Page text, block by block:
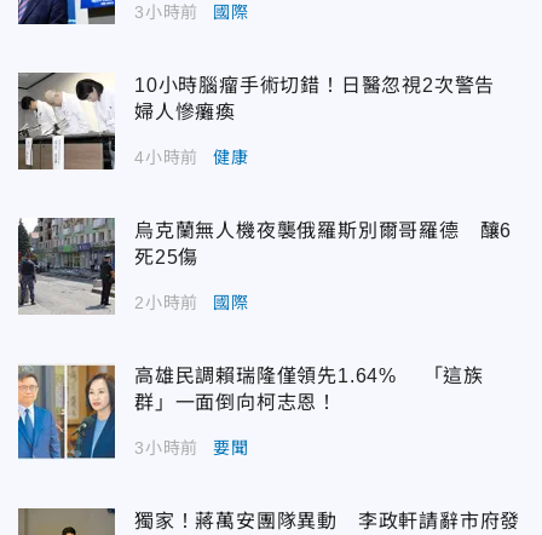
3小時前 國際
10小時腦瘤手術切錯！日醫忽視2次警告
婦人慘癱瘓
4小時前 健康
烏克蘭無人機夜襲俄羅斯別爾哥羅德 釀6
死25傷
2小時前 國際
高雄民調賴瑞隆僅領先1.64% 「這族
群」一面倒向柯志恩！
3小時前 要聞
獨家！蔣萬安團隊異動 李政軒請辭市府發